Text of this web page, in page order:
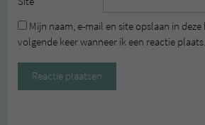
Mijn naam, e-mail en site opslaan in
volgende keer wanneer ik een reactie plaats.